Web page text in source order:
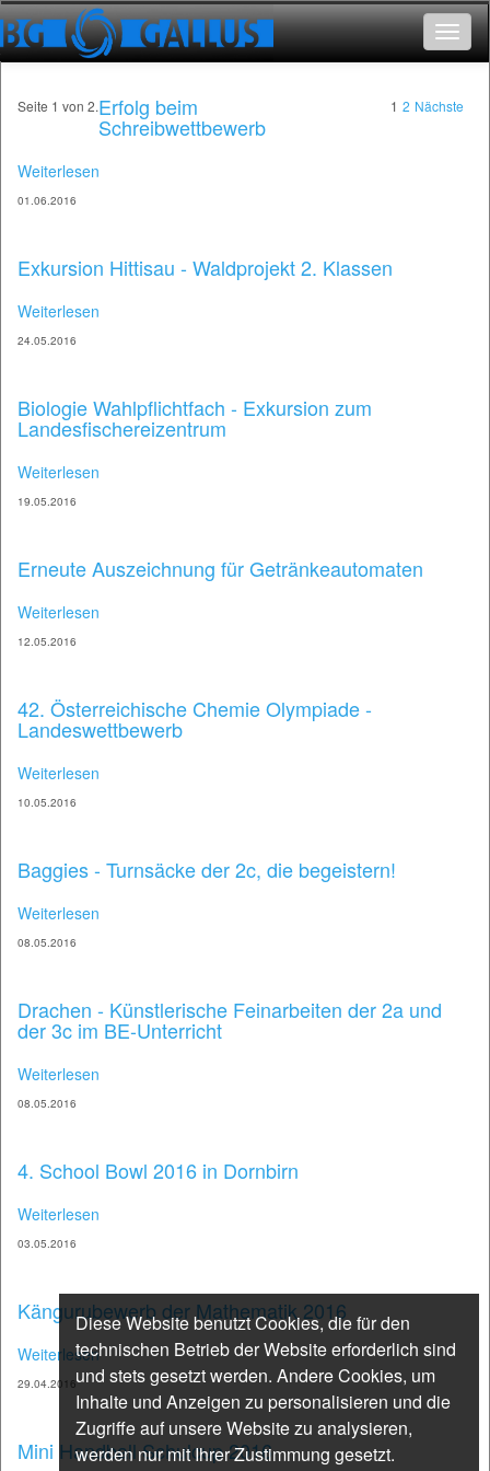
Toggle
Seite 1 von 2. 1 2 Nächste
Erfolg beim
Schreibwettbewerb
Weiterlesen
01.06.2016
Exkursion Hittisau - Waldprojekt 2. Klassen
Weiterlesen
24.05.2016
Biologie Wahlpflichtfach - Exkursion zum
Landesfischereizentrum
Weiterlesen
19.05.2016
Erneute Auszeichnung für Getränkeautomaten
Weiterlesen
12.05.2016
42. Österreichische Chemie Olympiade -
Landeswettbewerb
Weiterlesen
10.05.2016
Baggies - Turnsäcke der 2c, die begeistern!
Weiterlesen
08.05.2016
Drachen - Künstlerische Feinarbeiten der 2a und
der 3c im BE-Unterricht
Weiterlesen
08.05.2016
4. School Bowl 2016 in Dornbirn
Weiterlesen
03.05.2016
Kängurubewerb der Mathematik 2016
Weiterlesen
29.04.2016
Mini Handball Schulcup 2016
Diese Website benutzt Cookies, die für den
technischen Betrieb der Website erforderlich sind
und stets gesetzt werden. Andere Cookies, um
Inhalte und Anzeigen zu personalisieren und die
Zugriffe auf unsere Website zu analysieren,
werden nur mit Ihrer Zustimmung gesetzt.